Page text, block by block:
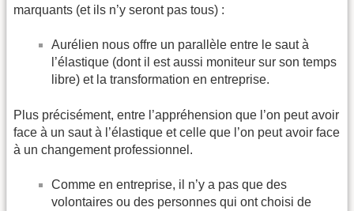
marquants (et ils n’y seront pas tous) :
Aurélien nous offre un parallèle entre le saut à
l’élastique (dont il est aussi moniteur sur son temps
libre) et la transformation en entreprise.
Plus précisément, entre l’appréhension que l’on peut avoir
face à un saut à l’élastique et celle que l’on peut avoir face
à un changement professionnel.
Comme en entreprise, il n’y a pas que des
volontaires ou des personnes qui ont choisi de